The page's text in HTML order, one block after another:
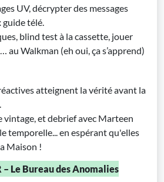
UV, décrypter des messages
guide télé.
blind test à la cassette, jouer
au Walkman (eh oui, ça s’apprend)
atteignent la vérité avant la
et debrief avec Marteen
temporelle... en espérant qu'elles
Maison !
– Le Bureau des Anomalies